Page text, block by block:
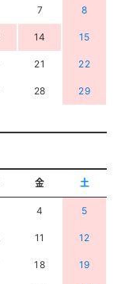
7 8
14 15
21 22
28 29
金 土
4 5
11 12
18 19